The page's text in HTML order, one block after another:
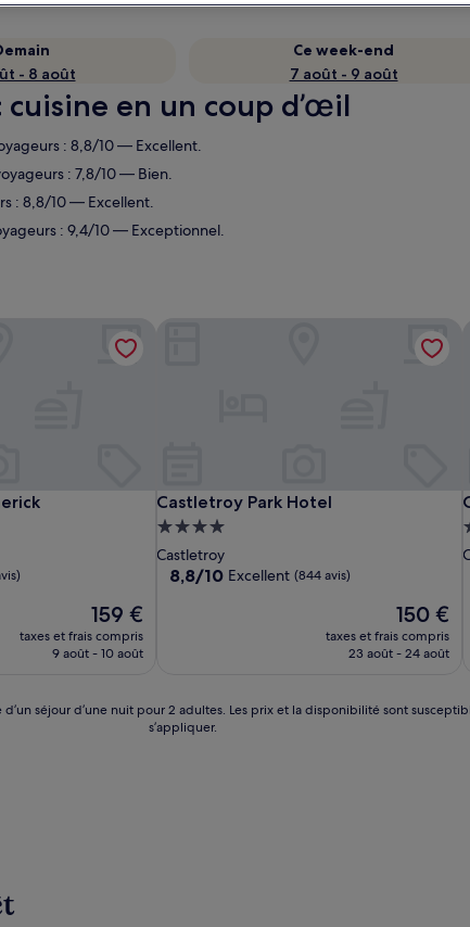
- 8 août
Ce week-end
7 août - 9 août
cuisine en un coup d’œil
: 8,8/10 — Excellent.
: 7,8/10 — Bien.
: 8,8/10 — Excellent.
: 9,4/10 — Exceptionnel.
Le
nouveau
prix
159 €
159 €
taxes et frais compris
9 août - 10 août
Castletroy Park Hotel
Castletroy Park Hotel
Hébergement
4.0 étoiles
Castletroy
8.8
8,8/10 Excellent (844 avis)
Le
nouveau
prix
150 €
150 €
taxes et frais compris
23 août - 24 août
séjour d’une nuit pour 2 adultes. Les prix et la disponibilité sont
s’appliquer.